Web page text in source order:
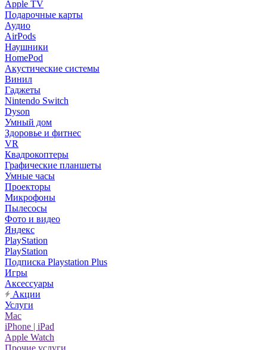
Apple TV
Подарочные карты
Аудио
AirPods
Наушники
HomePod
Акустические системы
Винил
Гаджеты
Nintendo Switch
Dyson
Умный дом
Здоровье и фитнес
VR
Квадрокоптеры
Графические планшеты
Умные часы
Проекторы
Микрофоны
Пылесосы
Фото и видео
Яндекс
PlayStation
PlayStation
Подписка Playstation Plus
Игры
Аксессуары
Акции
Услуги
Mac
iPhone | iPad
Apple Watch
Прочие услуги